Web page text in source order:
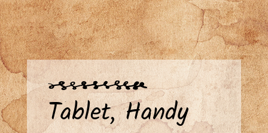
Tablet, Handy